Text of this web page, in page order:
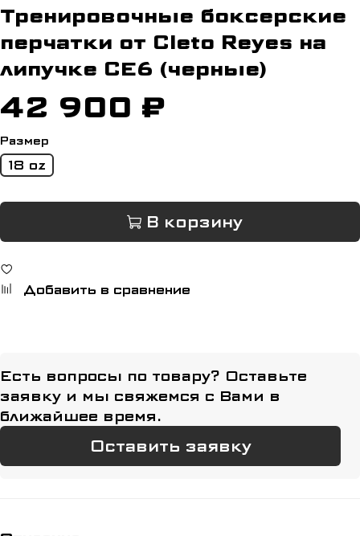
Тренировочные боксерские
перчатки от Cleto Reyes на
липучке CЕ6 (черные)
42 900 ₽
Размер
18 oz
В корзину
Добавить в сравнение
Есть вопросы по товару? Оставьте
заявку и мы свяжемся с Вами в
ближайшее время.
Оставить заявку